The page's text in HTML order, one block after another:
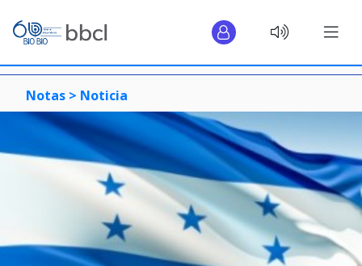
Notas > Noticia